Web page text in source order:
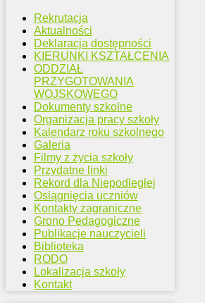
Rekrutacja
Aktualności
Deklaracja dostępności
KIERUNKI KSZTAŁCENIA
ODDZIAŁ
PRZYGOTOWANIA
WOJSKOWEGO
Dokumenty szkolne
Organizacja pracy szkoły
Kalendarz roku szkolnego
Galeria
Filmy z życia szkoły
Przydatne linki
Rekord dla Niepodległej
Osiągnięcia uczniów
Kontakty zagraniczne
Grono Pedagogiczne
Publikacje nauczycieli
Biblioteka
RODO
Lokalizacja szkoły
Kontakt